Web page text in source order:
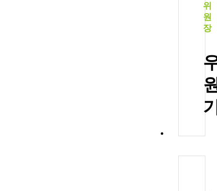
위
원
장